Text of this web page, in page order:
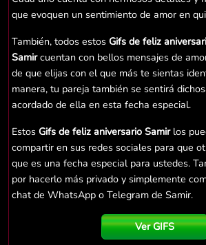
que evoquen un sentimiento de amor en
También, todos estos Gifs de feliz
Samircuentan con bellos mensajes de
de que elijas con el que más te sientas
manera, tu pareja también se sentirá
acordado de ella en esta fecha especial.
Estos Gifs de feliz aniversario Samirlos
compartir en sus redes sociales para que
que es una fecha especial para ustedes.
por hacerlo más privado y simplemente
chat de WhatsApp o Telegram de Samir.
Ver GIFS